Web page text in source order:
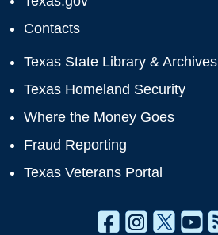
Contacts
Texas State Library & Archives
Texas Homeland Security
Where the Money Goes
Fraud Reporting
Texas Veterans Portal